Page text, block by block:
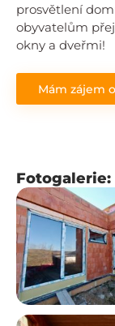
prosvětlení
obyvatelům
okny a dveřmi!
Mám zájem
Fotogalerie: